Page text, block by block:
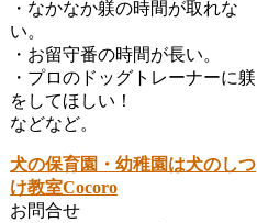
・なかなか躾の時間が取れな
い。
・お留守番の時間が長い。
・プロのドッグトレーナーに躾
をしてほしい！
などなど。
犬の保育園・幼稚園は犬のしつ
け教室Cocoro
お問合せ